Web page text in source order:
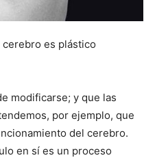
es plástico
modificarse; y que las
por ejemplo, que
del cerebro.
en sí es un proceso